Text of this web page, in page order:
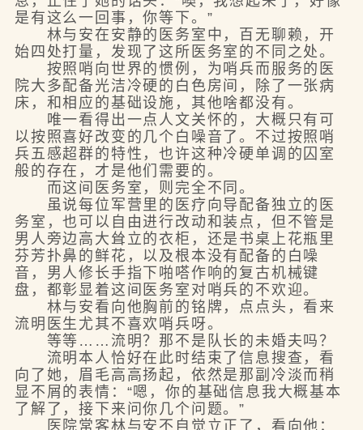
是有这么一回事，你等下。”
林与安在安静的医务室中，百无聊赖，开
始四处打量，发现了这所医务室的不同之处。
按照哨向世界的惯例，为哨兵而服务的医
院大多配备光洁冷硬的白色房间，除了一张病
床，和相应的基础设施，其他啥都没有。
唯一看得出一点人文关怀的，大概只有可
以按照喜好改变的几个白噪音了。不过按照哨
兵五感超群的特性，也许这种冷硬单调的囚室
般的存在，才是他们需要的。
而这间医务室，则完全不同。
虽说每位军营里的医疗向导配备独立的医
务室，也可以自由进行改动和装点，但不管是
男人旁边高大耸立的衣柜，还是书桌上花瓶里
芬芳扑鼻的鲜花，以及根本没有配备的白噪
音，男人修长手指下啪嗒作响的复古机械键
盘，都彰显着这间医务室对哨兵的不欢迎。
林与安看向他胸前的铭牌，点点头，看来
流明医生尤其不喜欢哨兵呀。
等等……流明？那不是队长的未婚夫吗？
流明本人恰好在此时结束了信息搜查，看
向了她，眉毛高高扬起，依然是那副冷淡而稍
显不屑的表情：“嗯，你的基础信息我大概基本
了解了，接下来问你几个问题。”
医院常客林与安不自觉立正了，看向他：